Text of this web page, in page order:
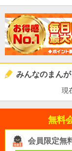
みんなのまん
現
無料
会員限定無